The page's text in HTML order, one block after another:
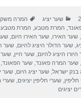
e קטגוריות
שער יציג תגיות
המרה
, המרת מטבע, המרת מטבע
,שער האירו,שער האירו היום,
,שער הדולר היציג להיום,שער
היציג להיום,שער היין,
,שער המרה פאונד,שער הפאונד
בנק ישראל,שער יציג היום,שער
,שערי חליפין יציגים,
יציגים